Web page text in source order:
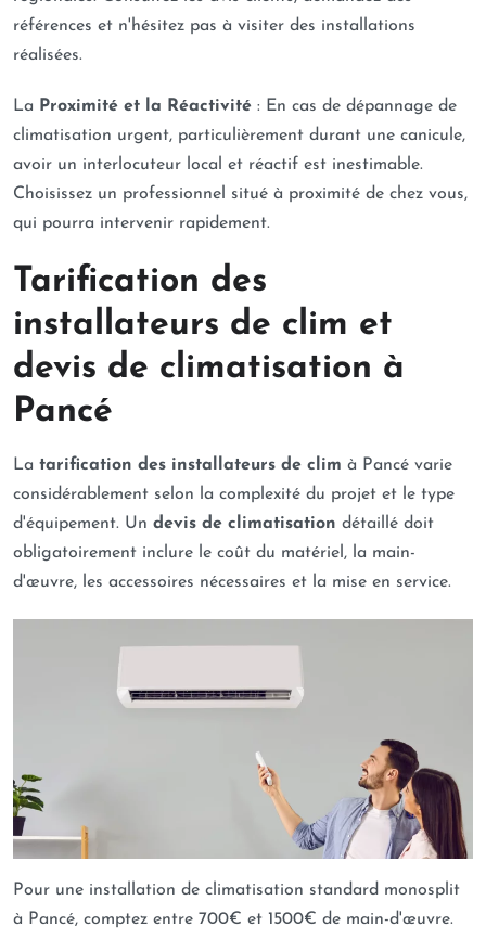
références et n'hésitez pas à visiter des installations
réalisées.
La Proximité et la Réactivité : En cas de dépannage de
climatisation urgent, particulièrement durant une canicule,
avoir un interlocuteur local et réactif est inestimable.
Choisissez un professionnel situé à proximité de chez vous,
qui pourra intervenir rapidement.
Tarification des
installateurs de clim et
devis de climatisation à
Pancé
La tarification des installateurs de clim à Pancé varie
considérablement selon la complexité du projet et le type
d'équipement. Un devis de climatisation détaillé doit
obligatoirement inclure le coût du matériel, la main-
d'œuvre, les accessoires nécessaires et la mise en service.
Pour une installation de climatisation standard monosplit
à Pancé, comptez entre 700€ et 1500€ de main-d'œuvre.